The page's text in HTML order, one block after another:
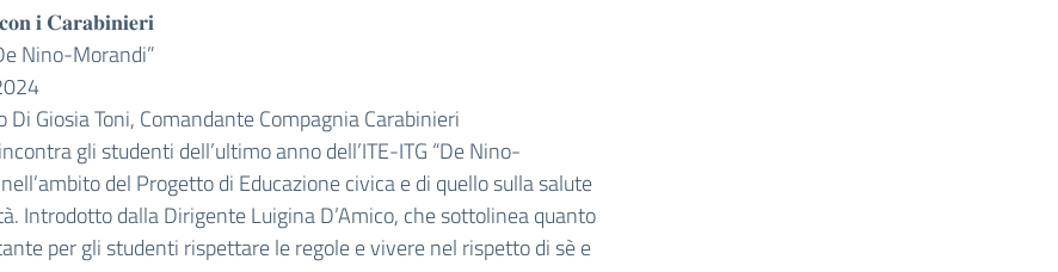
𝐢 𝐂𝐚𝐫𝐚𝐛𝐢𝐧𝐢𝐞𝐫𝐢
Nino-Morandi”
Di Giosia Toni, Comandante Compagnia Carabinieri
gli studenti dell’ultimo anno dell’ITE-ITG “De Nino-
del Progetto di Educazione civica e di quello sulla salute
Introdotto dalla Dirigente Luigina D’Amico, che sottolinea quanto
per gli studenti rispettare le regole e vivere nel rispetto di sè e